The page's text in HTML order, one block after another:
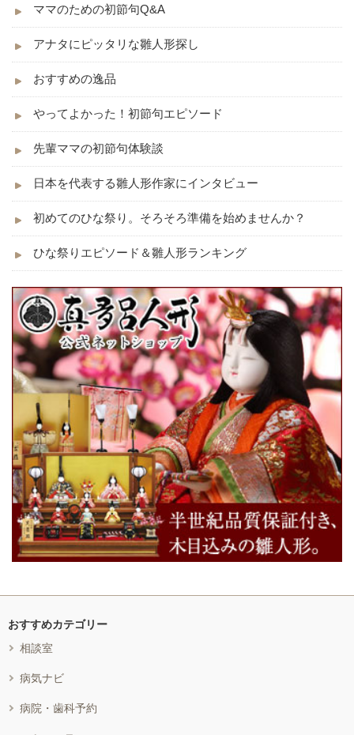
ママのための初節句Q&A
アナタにピッタリな雛人形探し
おすすめの逸品
やってよかった！初節句エピソード
先輩ママの初節句体験談
日本を代表する雛人形作家にインタビュー
初めてのひな祭り。そろそろ準備を始めませんか？
ひな祭りエピソード＆雛人形ランキング
おすすめカテゴリー
相談室
病気ナビ
病院・歯科予約